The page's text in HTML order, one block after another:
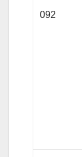
092